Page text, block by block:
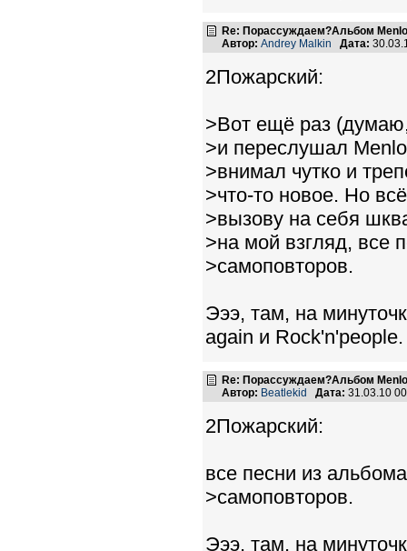
Re: Порассуждаем?Альбом
Автор: Andrey Malkin Дата:
2Пожарский:
>Вот ещё раз
>и переслушал
>внимал чутко и
>что-то новое. Но
>вызову на себя
>на мой взгляд, все
>самоповторов.
Эээ, там, на
again и Rock'n'people.
Re: Порассуждаем?Альбом
Автор: Beatlekid Дата: 31.03.10
2Пожарский:
все песни из
>самоповторов.
Эээ, там, на